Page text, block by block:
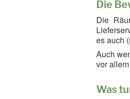
Die
Die
es auch
Auch
vor allem
Was